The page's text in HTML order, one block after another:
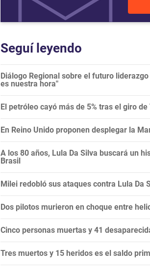
Seguí leyendo
Diálogo Regional sobre el futuro
es nuestra hora"
El petróleo cayó más de 5% tras el giro
En Reino Unido proponen desplegar la
A los 80 años, Lula Da Silva buscará un
Brasil
Milei redobló sus ataques contra Lula Da
Dos pilotos murieron en choque entre
Cinco personas muertas y 41
Tres muertos y 15 heridos es el saldo